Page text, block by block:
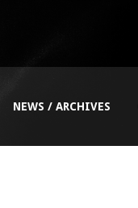
NEWS / ARCHIVES